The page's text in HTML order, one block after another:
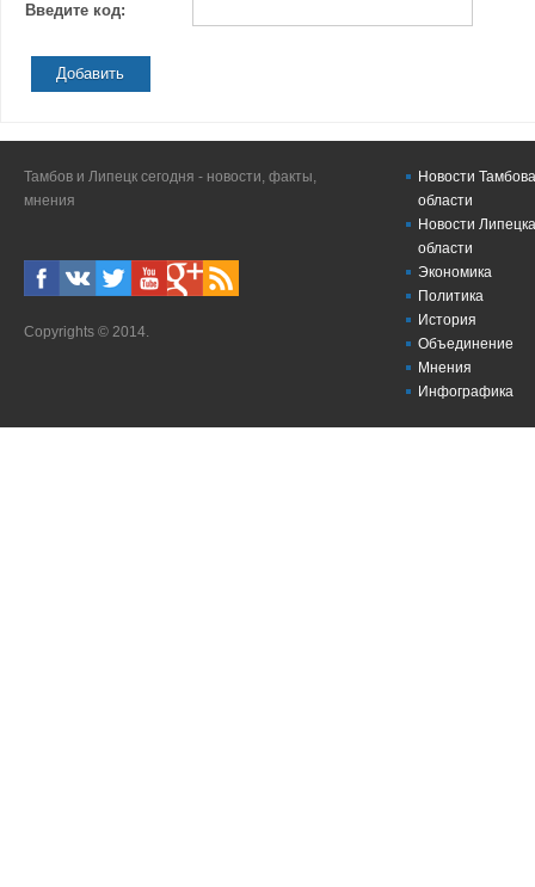
Введите код:
Добавить
Тамбов и Липецк сегодня - новости, факты,
мнения
Copyrights © 2014.
Новости
области
Новости
области
Экономика
Политика
История
Объединение
Мнения
Инфографика